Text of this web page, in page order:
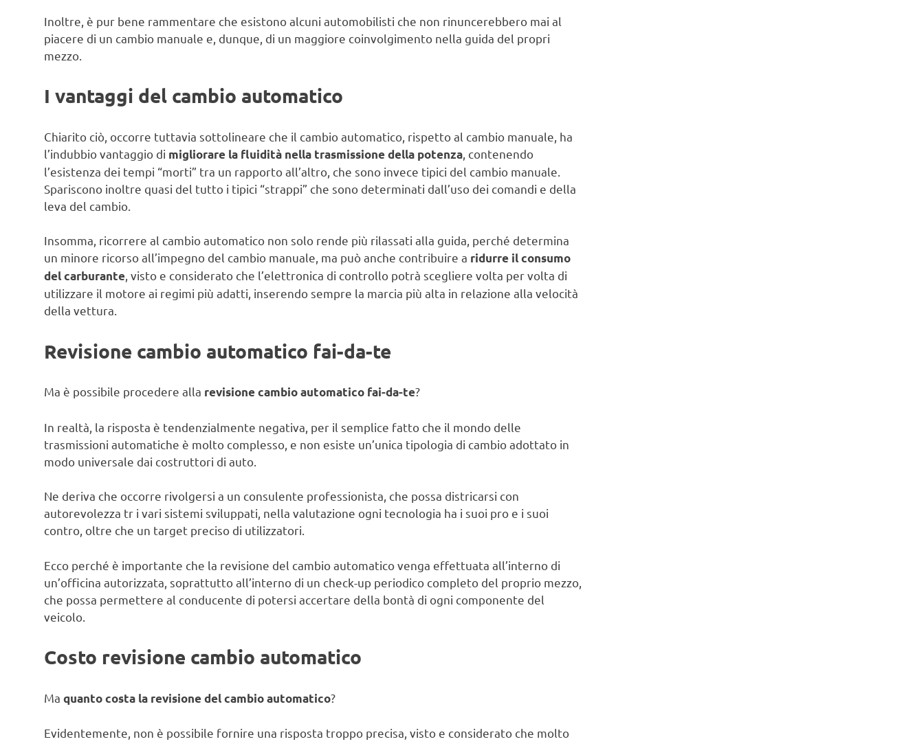
Inoltre, è pur bene rammentare che esistono alcuni automobilisti che non rinuncerebbero mai al
piacere di un cambio manuale e, dunque, di un maggiore coinvolgimento nella guida del propri
mezzo.
I vantaggi del cambio automatico
Chiarito ciò, occorre tuttavia sottolineare che il cambio automatico, rispetto al cambio manuale, ha
l’indubbio vantaggio di migliorare la fluidità nella trasmissione della potenza , contenendo
l’esistenza dei tempi “morti” tra un rapporto all’altro, che sono invece tipici del cambio manuale.
Spariscono inoltre quasi del tutto i tipici “strappi” che sono determinati dall’uso dei comandi e della
leva del cambio.
Insomma, ricorrere al cambio automatico non solo rende più rilassati alla guida, perché determina
un minore ricorso all’impegno del cambio manuale, ma può anche contribuire a ridurre il consumo
del carburante, visto e considerato che l’elettronica di controllo potrà scegliere volta per volta di
utilizzare il motore ai regimi più adatti, inserendo sempre la marcia più alta in relazione alla velocità
della vettura.
Revisione cambio automatico fai-da-te
Ma è possibile procedere alla revisione cambio automatico fai-da-te?
In realtà, la risposta è tendenzialmente negativa, per il semplice fatto che il mondo delle
trasmissioni automatiche è molto complesso, e non esiste un’unica tipologia di cambio adottato in
modo universale dai costruttori di auto.
Ne deriva che occorre rivolgersi a un consulente professionista, che possa districarsi con
autorevolezza tr i vari sistemi sviluppati, nella valutazione ogni tecnologia ha i suoi pro e i suoi
contro, oltre che un target preciso di utilizzatori.
Ecco perché è importante che la revisione del cambio automatico venga effettuata all’interno di
un’officina autorizzata, soprattutto all’interno di un check-up periodico completo del proprio mezzo,
che possa permettere al conducente di potersi accertare della bontà di ogni componente del
veicolo.
Costo revisione cambio automatico
Ma quanto costa la revisione del cambio automatico?
Evidentemente, non è possibile fornire una risposta troppo precisa, visto e considerato che molto